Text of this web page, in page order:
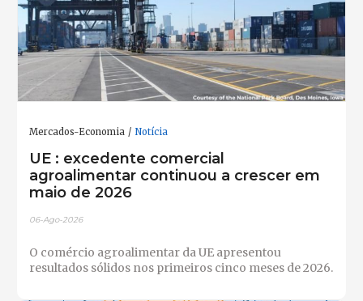
Mercados-Economia Notícia
UE : excedente comercial
agroalimentar continuou a crescer em
maio de 2026
06-Ago-2026
O comércio agroalimentar da UE apresentou
resultados sólidos nos primeiros cinco meses de 2026.